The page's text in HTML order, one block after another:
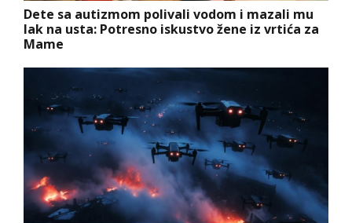
Dete sa autizmom polivali vodom i mazali mu
lak na usta: Potresno iskustvo žene iz vrtića za
Mame